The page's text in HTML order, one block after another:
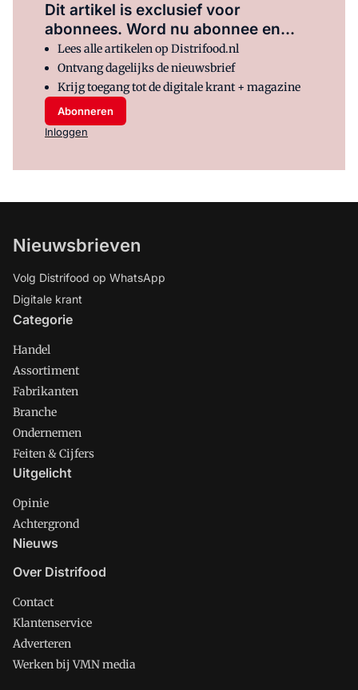
Dit artikel is exclusief voor
abonnees. Word nu abonnee en...
Lees alle artikelen op Distrifood.nl
Ontvang dagelijks de nieuwsbrief
Krijg toegang tot de digitale krant + magazine
Abonneren
Inloggen
Nieuwsbrieven
Volg Distrifood op WhatsApp
Digitale krant
Categorie
Handel
Assortiment
Fabrikanten
Branche
Ondernemen
Feiten & Cijfers
Uitgelicht
Opinie
Achtergrond
Nieuws
Over Distrifood
Contact
Klantenservice
Adverteren
Werken bij VMN media